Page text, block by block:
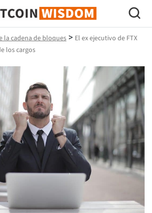
Sabiduría de Bitcoin
la cadena de bloques > El ex ejecutivo de FTX
los cargos